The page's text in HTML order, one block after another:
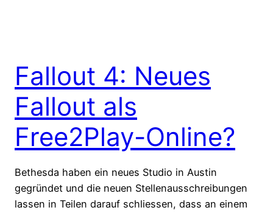
Fallout 4: Neues
Fallout als
Free2Play-Online?
Bethesda haben ein neues Studio in Austin
gegründet und die neuen Stellenausschreibungen
lassen in Teilen darauf schliessen, dass an einem